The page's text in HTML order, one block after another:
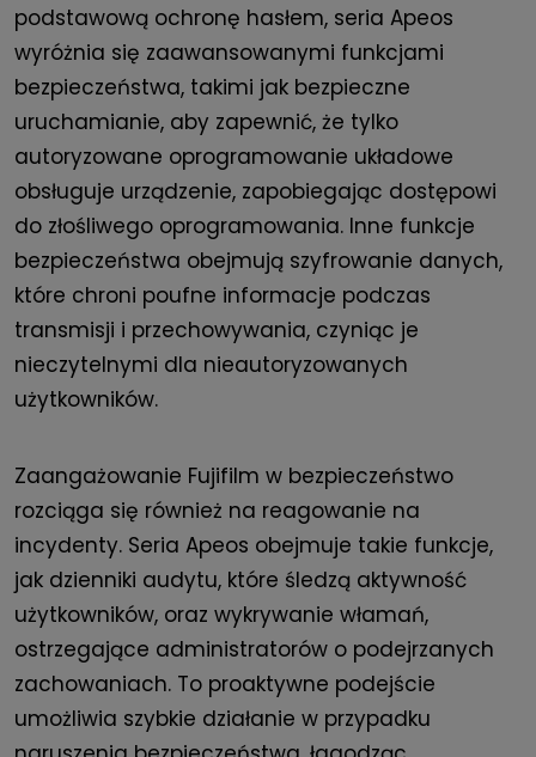
podstawową ochronę hasłem, seria Apeos
wyróżnia się zaawansowanymi funkcjami
bezpieczeństwa, takimi jak bezpieczne
uruchamianie, aby zapewnić, że tylko
autoryzowane oprogramowanie układowe
obsługuje urządzenie, zapobiegając dostępowi
do złośliwego oprogramowania. Inne funkcje
bezpieczeństwa obejmują szyfrowanie danych,
które chroni poufne informacje podczas
transmisji i przechowywania, czyniąc je
nieczytelnymi dla nieautoryzowanych
użytkowników.
Zaangażowanie Fujifilm w bezpieczeństwo
rozciąga się również na reagowanie na
incydenty. Seria Apeos obejmuje takie funkcje,
jak dzienniki audytu, które śledzą aktywność
użytkowników, oraz wykrywanie włamań,
ostrzegające administratorów o podejrzanych
zachowaniach. To proaktywne podejście
umożliwia szybkie działanie w przypadku